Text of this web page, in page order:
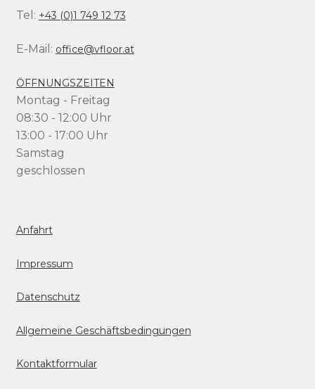
Tel: +43 (0)1 749 12 73
E-Mail: office@vfloor.at
ÖFFNUNGSZEITEN
Montag - Freitag
08:30 - 12:00 Uhr
13:00 - 17:00 Uhr
Samstag
geschlossen
Anfahrt
Impressum
Datenschutz
Allgemeine Geschäftsbedingungen
Kontaktformular